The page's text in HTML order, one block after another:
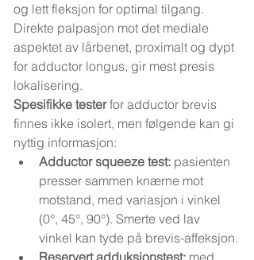
og lett fleksjon for optimal tilgang.
Direkte palpasjon mot det mediale
aspektet av lårbenet, proximalt og dypt
for adductor longus, gir mest presis
lokalisering.
Spesifikke tester for adductor brevis
finnes ikke isolert, men følgende kan gi
nyttig informasjon:
Adductor squeeze test: pasienten
presser sammen knærne mot
motstand, med variasjon i vinkel
(0°, 45°, 90°). Smerte ved lav
vinkel kan tyde på brevis-affeksjon.